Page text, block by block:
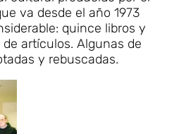
va desde el año 1973
quince libros y
artículos. Algunas de
y rebuscadas.